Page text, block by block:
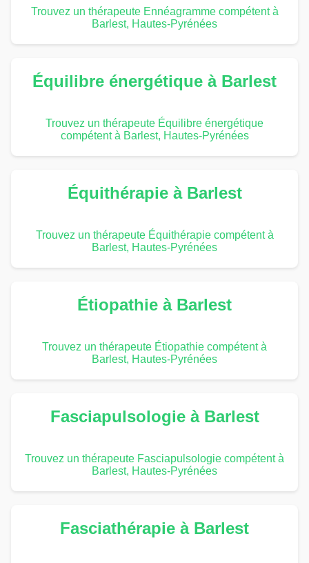
Trouvez un thérapeute Ennéagramme compétent à
Barlest, Hautes-Pyrénées
Équilibre énergétique à Barlest
Trouvez un thérapeute Équilibre énergétique
compétent à Barlest, Hautes-Pyrénées
Équithérapie à Barlest
Trouvez un thérapeute Équithérapie compétent à
Barlest, Hautes-Pyrénées
Étiopathie à Barlest
Trouvez un thérapeute Étiopathie compétent à
Barlest, Hautes-Pyrénées
Fasciapulsologie à Barlest
Trouvez un thérapeute Fasciapulsologie compétent à
Barlest, Hautes-Pyrénées
Fasciathérapie à Barlest